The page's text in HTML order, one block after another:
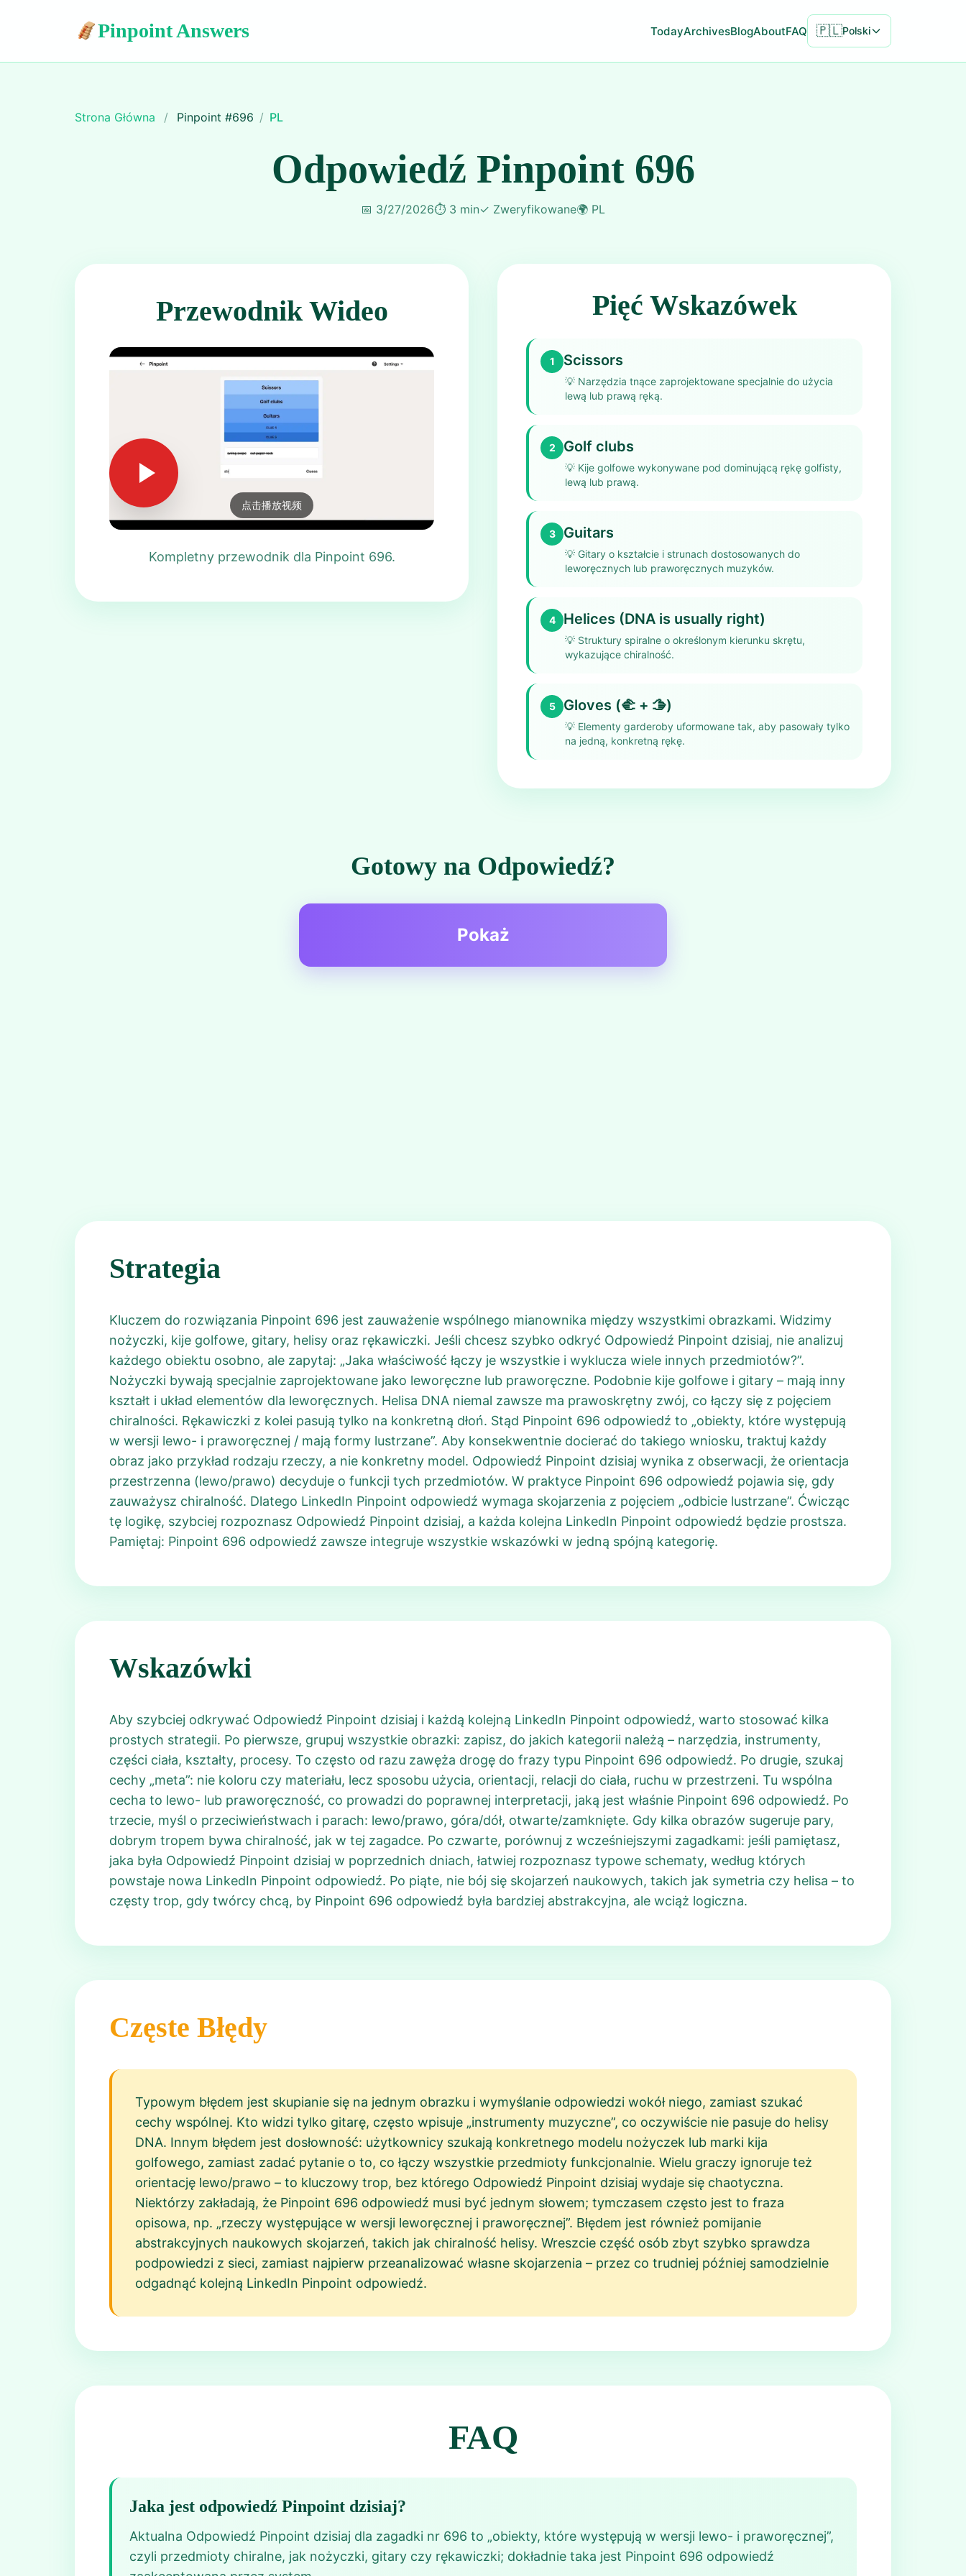
Pinpoint Answers TodayArchivesBlogAboutFAQ 🇵🇱Polski
Strona Główna / Pinpoint #696 / PL
Odpowiedź Pinpoint 696
📅 3/27/2026⏱️ 3 min✓ Zweryfikowane🌍 PL
Przewodnik Wideo
点击播放视频
Kompletny przewodnik dla Pinpoint 696.
Pięć Wskazówek
1 Scissors
💡 Narzędzia tnące zaprojektowane specjalnie do użycia
lewą lub prawą ręką.
2 Golf clubs
💡 Kije golfowe wykonywane pod dominującą rękę golfisty,
lewą lub prawą.
3 Guitars
💡 Gitary o kształcie i strunach dostosowanych do
leworęcznych lub praworęcznych muzyków.
4 Helices (DNA is usually right)
💡 Struktury spiralne o określonym kierunku skrętu,
wykazujące chiralność.
5 Gloves (🫲 + 🫱)
💡 Elementy garderoby uformowane tak, aby pasowały tylko
na jedną, konkretną rękę.
Gotowy na Odpowiedź?
Pokaż
Strategia
Kluczem do rozwiązania Pinpoint 696 jest zauważenie wspólnego mianownika między wszystkimi obrazkami. Widzimy
nożyczki, kije golfowe, gitary, helisy oraz rękawiczki. Jeśli chcesz szybko odkryć Odpowiedź Pinpoint dzisiaj, nie analizuj
każdego obiektu osobno, ale zapytaj: „Jaka właściwość łączy je wszystkie i wyklucza wiele innych przedmiotów?”.
Nożyczki bywają specjalnie zaprojektowane jako leworęczne lub praworęczne. Podobnie kije golfowe i gitary – mają inny
kształt i układ elementów dla leworęcznych. Helisa DNA niemal zawsze ma prawoskrętny zwój, co łączy się z pojęciem
chiralności. Rękawiczki z kolei pasują tylko na konkretną dłoń. Stąd Pinpoint 696 odpowiedź to „obiekty, które występują
w wersji lewo- i praworęcznej / mają formy lustrzane”. Aby konsekwentnie docierać do takiego wniosku, traktuj każdy
obraz jako przykład rodzaju rzeczy, a nie konkretny model. Odpowiedź Pinpoint dzisiaj wynika z obserwacji, że orientacja
przestrzenna (lewo/prawo) decyduje o funkcji tych przedmiotów. W praktyce Pinpoint 696 odpowiedź pojawia się, gdy
zauważysz chiralność. Dlatego LinkedIn Pinpoint odpowiedź wymaga skojarzenia z pojęciem „odbicie lustrzane”. Ćwicząc
tę logikę, szybciej rozpoznasz Odpowiedź Pinpoint dzisiaj, a każda kolejna LinkedIn Pinpoint odpowiedź będzie prostsza.
Pamiętaj: Pinpoint 696 odpowiedź zawsze integruje wszystkie wskazówki w jedną spójną kategorię.
Wskazówki
Aby szybciej odkrywać Odpowiedź Pinpoint dzisiaj i każdą kolejną LinkedIn Pinpoint odpowiedź, warto stosować kilka
prostych strategii. Po pierwsze, grupuj wszystkie obrazki: zapisz, do jakich kategorii należą – narzędzia, instrumenty,
części ciała, kształty, procesy. To często od razu zawęża drogę do frazy typu Pinpoint 696 odpowiedź. Po drugie, szukaj
cechy „meta”: nie koloru czy materiału, lecz sposobu użycia, orientacji, relacji do ciała, ruchu w przestrzeni. Tu wspólna
cecha to lewo- lub praworęczność, co prowadzi do poprawnej interpretacji, jaką jest właśnie Pinpoint 696 odpowiedź. Po
trzecie, myśl o przeciwieństwach i parach: lewo/prawo, góra/dół, otwarte/zamknięte. Gdy kilka obrazów sugeruje pary,
dobrym tropem bywa chiralność, jak w tej zagadce. Po czwarte, porównuj z wcześniejszymi zagadkami: jeśli pamiętasz,
jaka była Odpowiedź Pinpoint dzisiaj w poprzednich dniach, łatwiej rozpoznasz typowe schematy, według których
powstaje nowa LinkedIn Pinpoint odpowiedź. Po piąte, nie bój się skojarzeń naukowych, takich jak symetria czy helisa – to
częsty trop, gdy twórcy chcą, by Pinpoint 696 odpowiedź była bardziej abstrakcyjna, ale wciąż logiczna.
Częste Błędy
Typowym błędem jest skupianie się na jednym obrazku i wymyślanie odpowiedzi wokół niego, zamiast szukać
cechy wspólnej. Kto widzi tylko gitarę, często wpisuje „instrumenty muzyczne”, co oczywiście nie pasuje do helisy
DNA. Innym błędem jest dosłowność: użytkownicy szukają konkretnego modelu nożyczek lub marki kija
golfowego, zamiast zadać pytanie o to, co łączy wszystkie przedmioty funkcjonalnie. Wielu graczy ignoruje też
orientację lewo/prawo – to kluczowy trop, bez którego Odpowiedź Pinpoint dzisiaj wydaje się chaotyczna.
Niektórzy zakładają, że Pinpoint 696 odpowiedź musi być jednym słowem; tymczasem często jest to fraza
opisowa, np. „rzeczy występujące w wersji leworęcznej i praworęcznej”. Błędem jest również pomijanie
abstrakcyjnych naukowych skojarzeń, takich jak chiralność helisy. Wreszcie część osób zbyt szybko sprawdza
podpowiedzi z sieci, zamiast najpierw przeanalizować własne skojarzenia – przez co trudniej później samodzielnie
odgadnąć kolejną LinkedIn Pinpoint odpowiedź.
FAQ
Jaka jest odpowiedź Pinpoint dzisiaj?
Aktualna Odpowiedź Pinpoint dzisiaj dla zagadki nr 696 to „obiekty, które występują w wersji lewo- i praworęcznej”,
czyli przedmioty chiralne, jak nożyczki, gitary czy rękawiczki; dokładnie taka jest Pinpoint 696 odpowiedź